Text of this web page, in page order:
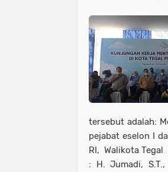
tersebut adalah:
pejabat eselon I
RI, Walikota Tegal
: H. Jumadi,